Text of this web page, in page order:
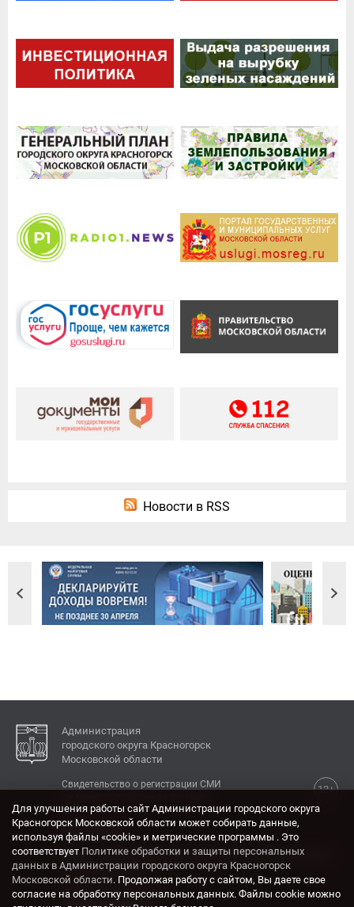
Новости в RSS
Администрация
городского округа Красногорск
Московской области
12+
Свидетельство о регистрации СМИ
КОНТАКТЫ
Адрес: 143404, Московская область, г. Красногорск,
ул. Ленина, дом 4.
Электронная почта:
Для улучшения работы сайт Администрации городского округа
Красногорск Московской области может собирать данные,
используя файлы «cookie» и метрические программы . Это
соответствует Политике обработки и защиты персональных
данных в Администрации городского округа Красногорск
Московской области. Продолжая работу с сайтом, Вы даете свое
согласие на обработку персональных данных. Файлы cookie можно